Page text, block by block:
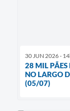
30 JUN 2026 -
28 MIL PÃES
NO LARGO
(05/07)